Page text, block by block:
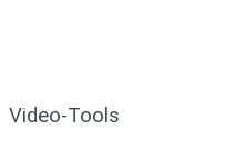
Video-Tools